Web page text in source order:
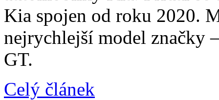
Kia spojen od roku 2020.
nejrychlejší model značky
GT.
Celý článek